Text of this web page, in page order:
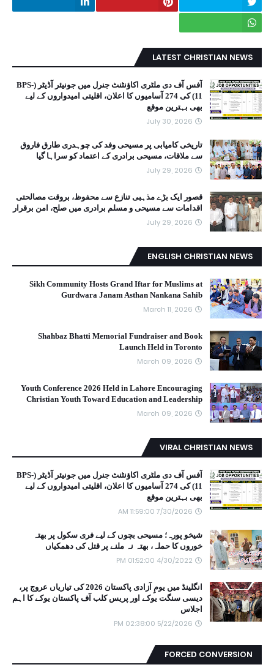
LATEST CHRISTIAN NEWS
آفس آف دی ملٹری اکاؤنٹنٹ جنرل میں جونیئر آڈیٹر (BPS-
11) کی 274 آسامیوں کا اعلان، اقلیتی امیدواروں کے لیے
بھی بہترین موقع
July 30, 2026
تاریخی کامیابی پر مسیحی وفد کی چوہدری طارق فاروق
سے ملاقات، مسیحی برادری کے اعتماد کو سراہا گیا
July 29, 2026
قصور ایک بڑے مذہبی تنازع سے محفوظ، بروقت مصالحتی
اقدامات سے مسیحی و مسلم برادری میں صلح، امن برقرار
July 29, 2026
ENGLISH CHRISTIAN NEWS
Sikh Community Hosts Grand Iftar for Muslims at
Gurdwara Janam Asthan Nankana Sahib
March 11, 2026
Shahbaz Bhatti Memorial Fundraiser and Book
Launch Held in Toronto
March 09, 2026
Youth Conference 2026 Held in Lahore Encouraging
Christian Youth Toward Education and Leadership
March 09, 2026
VIRAL CHRISTIAN NEWS
آفس آف دی ملٹری اکاؤنٹنٹ جنرل میں جونیئر آڈیٹر (BPS-
11) کی 274 آسامیوں کا اعلان، اقلیتی امیدواروں کے لیے
بھی بہترین موقع
7/30/2026 11:59:00 AM
شیخو پورہ؛ مسیحی بچوں کے لیے فری سکول پر بھتہ
خوروں کا حملہ، بھتہ نہ ملنے پر قتل کی دھمکیاں
4/30/2022 01:52:00 PM
انگلینڈ میں یومِ آزادی پاکستان 2026 کی تیاریاں عروج پر،
دیسی سنگت یوکے اور پریس کلب آف پاکستان یوکے کا اہم
اجلاس
5/22/2026 02:38:00 PM
FORCED CONVERSION